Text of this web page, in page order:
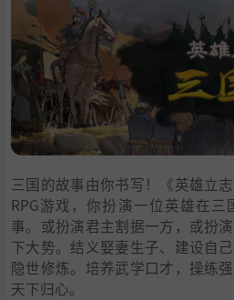
.系统需求
.支持作者
5. 学习
三国的故事由你书写！《英雄立
RPG游戏，你扮演一位英雄在
事。或扮演君主割据一方，或扮
下大势。结义娶妻生子、建设自
隐世修炼。培养武学口才，操练
天下归心。